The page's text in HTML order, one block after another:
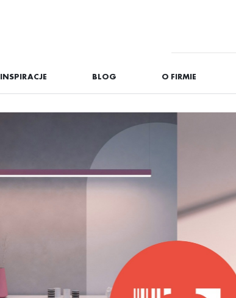
INSPIRACJE BLOG O FIRMIE
Zapomniałem hasła
ZALOGUJ SIĘ